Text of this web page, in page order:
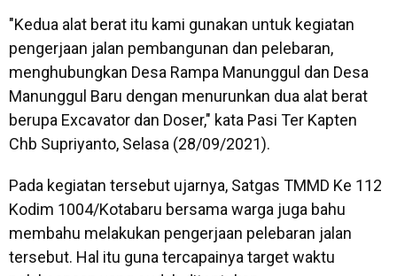
"Kedua alat berat itu kami gunakan untuk kegiatan
pengerjaan jalan pembangunan dan pelebaran,
menghubungkan Desa Rampa Manunggul dan Desa
Manunggul Baru dengan menurunkan dua alat berat
berupa Excavator dan Doser," kata Pasi Ter Kapten
Chb Supriyanto, Selasa (28/09/2021).
Pada kegiatan tersebut ujarnya, Satgas TMMD Ke 112
Kodim 1004/Kotabaru bersama warga juga bahu
membahu melakukan pengerjaan pelebaran jalan
tersebut. Hal itu guna tercapainya target waktu